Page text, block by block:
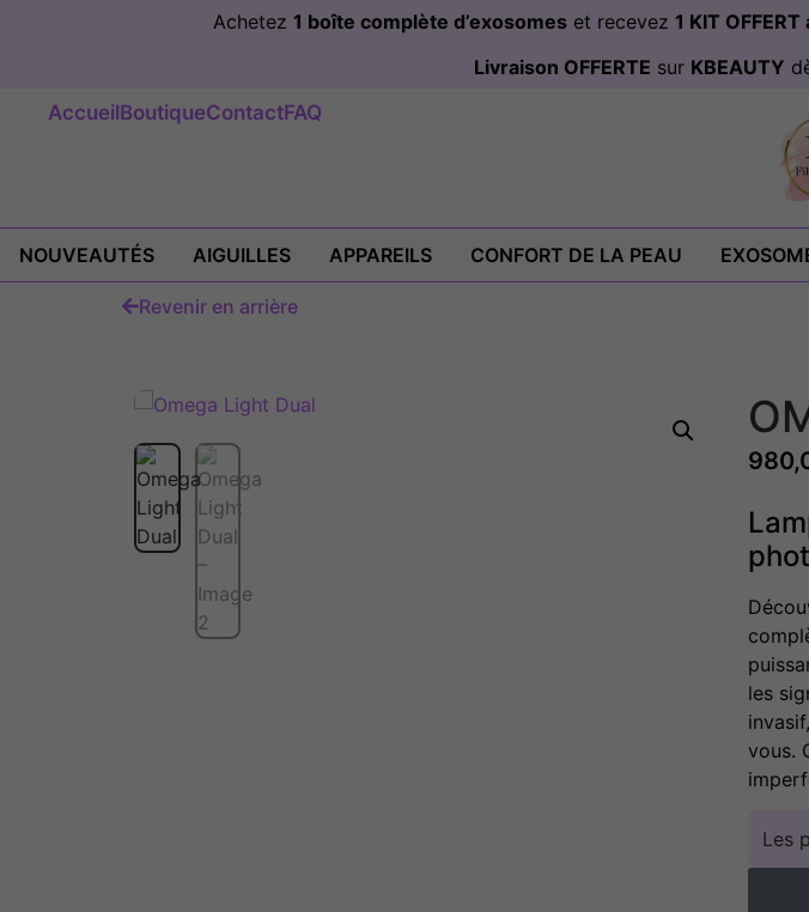
Achetez 1 boîte complète d’exosomeset recevez 1 KIT
Livraison OFFERTE sur KBEAUTY
AccueilBoutiqueContactFAQ
NOUVEAUTÉS AIGUILLES APPAREILS CONFORT DE LA PEAU
Revenir en arrière
les
vous.
Les